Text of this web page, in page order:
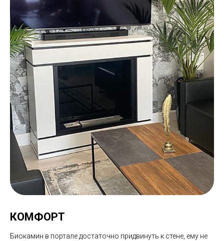
КОМФОРТ
Биокамин в портале достаточно придвинуть к стене, ему не